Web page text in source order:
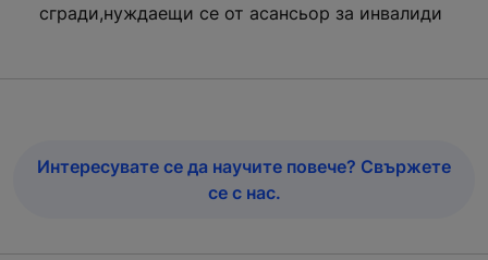
сгради,нуждаещи се от асансьор за инвалиди
Интересувате се да научите повече? Свържете
се с нас.